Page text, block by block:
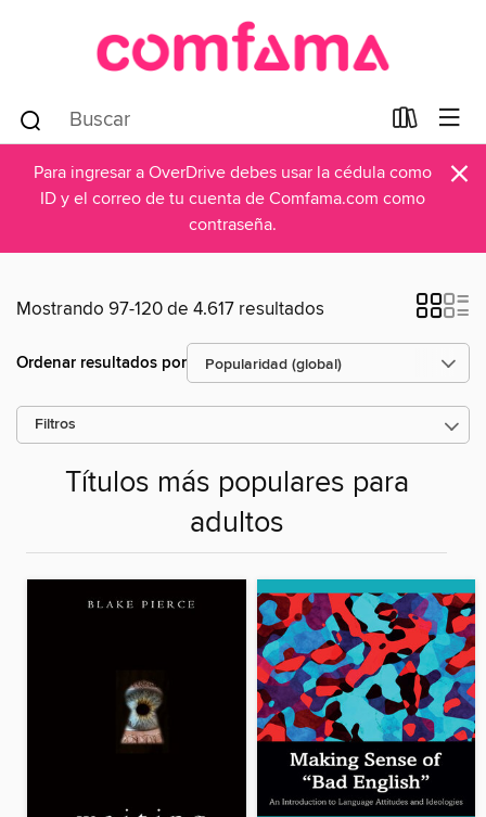
Para ingresar a OverDrive debes usar la cédula como
ID y el correo de tu cuenta de Comfama.com como
contraseña.
×
Mostrando 97-120 de 4.617 resultados
Ordenar resultados por
Filtros
Títulos más populares para
adultos